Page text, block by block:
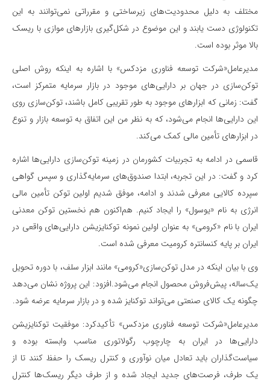
مختلف به دلیل محدودیت‌های زیرساختی و مقرراتی نمی‌توانند به این
تکنولوژی دست یابند و این موضوع در شکل‌گیری بازارهای موازی با ریسک
بالا موثر بوده است.
مدیرعامل«شرکت توسعه فناوری مزدکس» با اشاره به اینکه روش اصلی
توکن‌سازی در جهان بر دارایی‌های موجود در بازار سرمایه متمرکز است،
گفت: زمانی که ابزارهای موجود به طور تقریبی کامل باشند، توکن‌سازی روی
این دارایی‌ها انجام می‌شود، که به نظر من این اتفاق به توسعه بازار و تنوع
در ابزارهای تأمین مالی کمک می‌کند.
قاسمی در ادامه به تجربیات کشورمان در زمینه توکن‌سازی دارایی‌ها اشاره
کرد و گفت: در این تجربه، ابتدا صندوق‌های سرمایه‌گذاری و سپس گواهی
سپرده کالایی معرفی شدند و ادامه، موفق شدیم اولین توکن تأمین مالی
انرژی به نام «یوسول» را ایجاد کنیم. هم‌اکنون هم نخستین توکن معدنی
ایران با نام «کرومی» به عنوان اولین نمونه توکنایزیشن دارایی‌های واقعی در
ایران بر پایه کنسانتره کرومیت معرفی شده است.
وی با بیان اینکه در مدل توکن‌سازی«کرومی» مانند ابزار سلف، با دوره تحویل
یک‌ساله، پیش‌فروش محصول انجام می‌شود.افزود: این پروژه نشان می‌دهد
چگونه یک کالای صنعتی می‌تواند توکنایز شده و در بازار سرمایه عرضه شود.
مدیرعامل«شرکت توسعه فناوری مزدکس» تأکید‌کرد: موفقیت توکنایزیشن
دارایی‌ها در ایران به چارچوب رگولاتوری مناسب وابسته بوده و
سیاست‌گذاران باید تعادل میان نوآوری و کنترل ریسک را حفظ کنند تا از
یک طرف، فرصت‌های جدید ایجاد شده و از طرف دیگر ریسک‌ها کنترل